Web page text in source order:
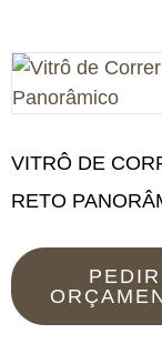
VITRÔ DE
RETO
PEDIR